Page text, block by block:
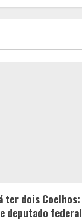
ter dois Coelhos:
deputado federal